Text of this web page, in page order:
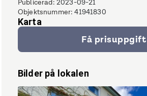
Publicerad: 2023-09-21
Objektsnummer:41941830
Karta
Få prisuppgift
Bilder på lokalen